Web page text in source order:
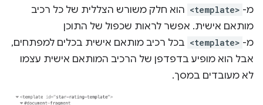
מ- <template> הוא חלק משורש הצללית של כל רכיב
מותאם אישית. אפשר לראות שכפול של התוכן
מ- <template> בכל רכיב מותאם אישית בכלים למפתחים,
אבל הוא מופיע בדפדפן של הרכיב המותאם אישית עצמו
לא מעובדים במסך.